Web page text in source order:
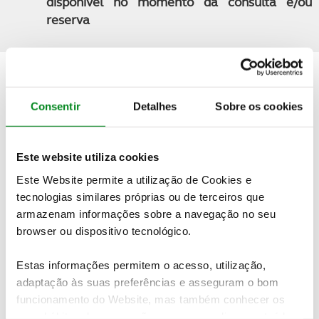
Consentir Detalhes Sobre os cookies
Este website utiliza cookies
Este Website permite a utilização de Cookies e
tecnologias similares próprias ou de terceiros que
armazenam informações sobre a navegação no seu
browser ou dispositivo tecnológico.
Estas informações permitem o acesso, utilização,
adaptação às suas preferências e asseguram o bom
funcionamento do Website, mas também conhecer os
reserva
Quer saber mais detalhes sobre esta viagem?
PEDIDO DE INFORMAÇÕES
Não encontrou o seu destino nas nossas ofertas online?
Temos mais viagens e experiências à sua espera.
nos
Veja também